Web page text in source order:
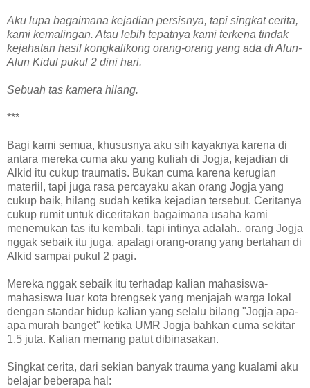
Aku lupa bagaimana kejadian persisnya, tapi singkat cerita,
kami kemalingan. Atau lebih tepatnya kami terkena tindak
kejahatan hasil kongkalikong orang-orang yang ada di Alun-
Alun Kidul pukul 2 dini hari.
Sebuah tas kamera hilang.
***
Bagi kami semua, khususnya aku sih kayaknya karena di
antara mereka cuma aku yang kuliah di Jogja, kejadian di
Alkid itu cukup traumatis. Bukan cuma karena kerugian
materiil, tapi juga rasa percayaku akan orang Jogja yang
cukup baik, hilang sudah ketika kejadian tersebut. Ceritanya
cukup rumit untuk diceritakan bagaimana usaha kami
menemukan tas itu kembali, tapi intinya adalah.. orang Jogja
nggak sebaik itu juga, apalagi orang-orang yang bertahan di
Alkid sampai pukul 2 pagi.
Mereka nggak sebaik itu terhadap kalian mahasiswa-
mahasiswa luar kota brengsek yang menjajah warga lokal
dengan standar hidup kalian yang selalu bilang "Jogja apa-
apa murah banget" ketika UMR Jogja bahkan cuma sekitar
1,5 juta. Kalian memang patut dibinasakan.
Singkat cerita, dari sekian banyak trauma yang kualami aku
belajar beberapa hal: